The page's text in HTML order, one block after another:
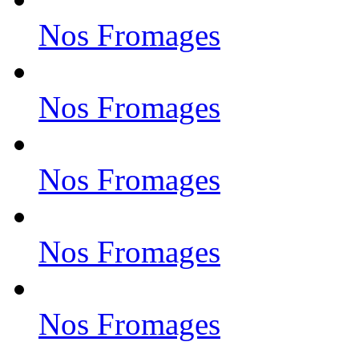
Nos Fromages
Nos Fromages
Nos Fromages
Nos Fromages
Nos Fromages